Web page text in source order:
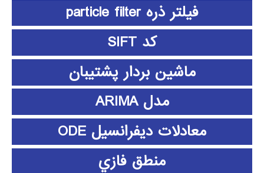
فیلتر ذره particle filter
کد SIFT
ماشین بردار پشتیبان
مدل ARIMA
معادلات دیفرانسیل ODE
منطق فازي